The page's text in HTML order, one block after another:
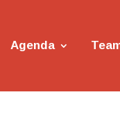
Agenda